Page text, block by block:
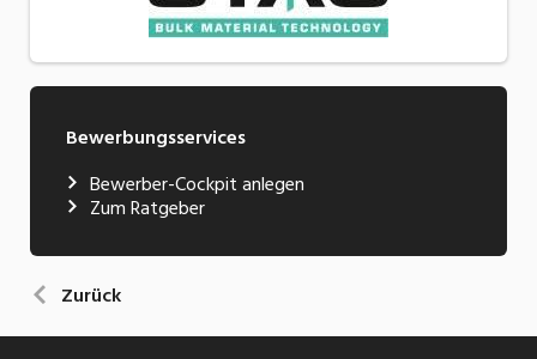
Bewerbungsservices
Bewerber-Cockpit anlegen
Zum Ratgeber
Zurück